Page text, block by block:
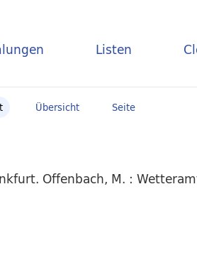
Listen
Übersicht Seite
Offenbach, M. :